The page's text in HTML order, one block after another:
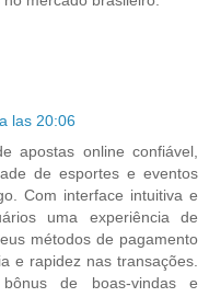
las 20:06
apostas online confiável,
de esportes e eventos
Com interface intuitiva e
uma experiência de
métodos de pagamento
e rapidez nas transações.
de boas-vindas e